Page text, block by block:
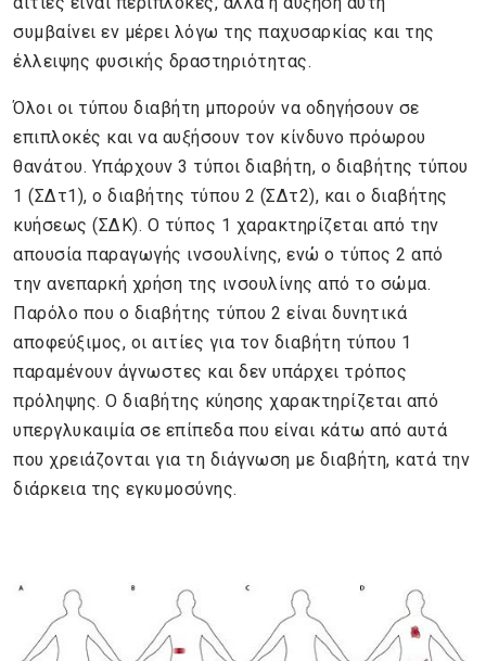
συμβαίνει εν μέρει λόγω της παχυσαρκίας και της
έλλειψης φυσικής δραστηριότητας.
Όλοι οι τύπου διαβήτη μπορούν να οδηγήσουν σε
επιπλοκές και να αυξήσουν τον κίνδυνο πρόωρου
θανάτου. Υπάρχουν 3 τύποι διαβήτη, ο διαβήτης τύπου
1 (ΣΔτ1), ο διαβήτης τύπου 2 (ΣΔτ2), και ο διαβήτης
κυήσεως (ΣΔΚ). Ο τύπος 1 χαρακτηρίζεται από την
απουσία παραγωγής ινσουλίνης, ενώ ο τύπος 2 από
την ανεπαρκή χρήση της ινσουλίνης από το σώμα.
Παρόλο που ο διαβήτης τύπου 2 είναι δυνητικά
αποφεύξιμος, οι αιτίες για τον διαβήτη τύπου 1
παραμένουν άγνωστες και δεν υπάρχει τρόπος
πρόληψης. Ο διαβήτης κύησης χαρακτηρίζεται από
υπεργλυκαιμία σε επίπεδα που είναι κάτω από αυτά
που χρειάζονται για τη διάγνωση με διαβήτη, κατά την
διάρκεια της εγκυμοσύνης.